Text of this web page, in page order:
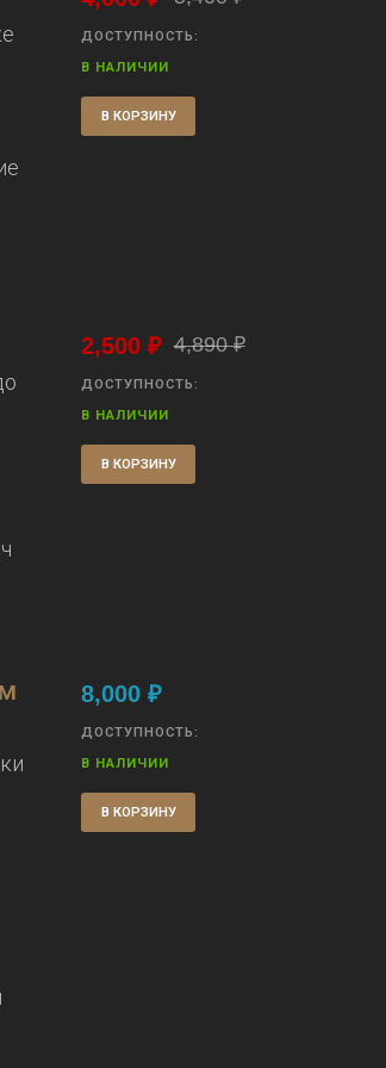
ДОСТУПНОСТЬ:
В НАЛИЧИИ
В КОРЗИНУ
4,890₽
2,500 ₽
ДОСТУПНОСТЬ:
В НАЛИЧИИ
В КОРЗИНУ
8,000 ₽
ДОСТУПНОСТЬ:
В НАЛИЧИИ
В КОРЗИНУ